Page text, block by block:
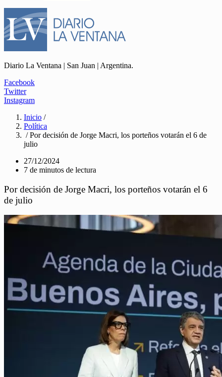
Diario La Ventana | San Juan | Argentina.
Facebook
Twitter
Instagram
Inicio /
Política
/ Por decisión de Jorge Macri, los porteños votarán el 6 de
julio
27/12/2024
7 de minutos de lectura
Por decisión de Jorge Macri, los porteños votarán el 6
de julio